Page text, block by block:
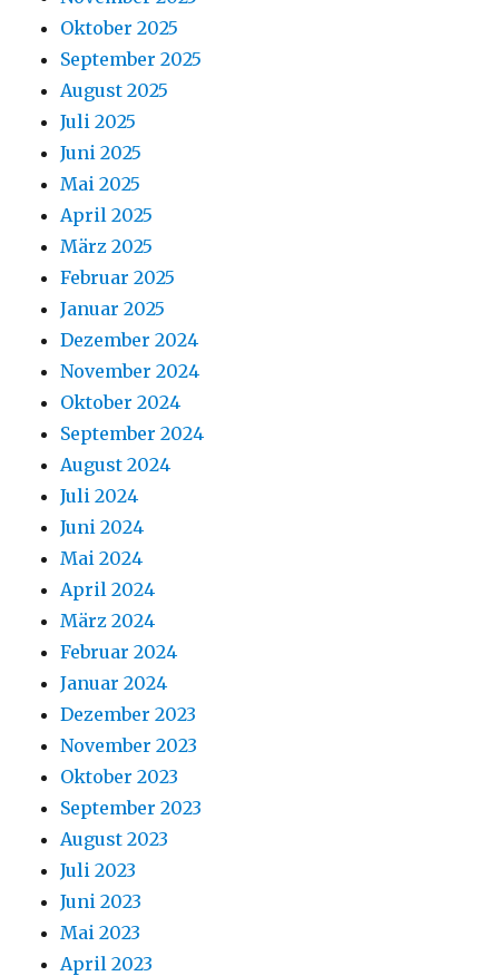
Oktober 2025
September 2025
August 2025
Juli 2025
Juni 2025
Mai 2025
April 2025
März 2025
Februar 2025
Januar 2025
Dezember 2024
November 2024
Oktober 2024
September 2024
August 2024
Juli 2024
Juni 2024
Mai 2024
April 2024
März 2024
Februar 2024
Januar 2024
Dezember 2023
November 2023
Oktober 2023
September 2023
August 2023
Juli 2023
Juni 2023
Mai 2023
April 2023